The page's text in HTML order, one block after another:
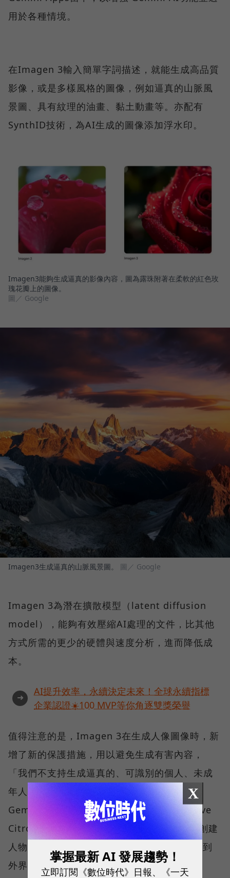
用於各種情境。
在Imagen 3輸入簡單字詞描述，就能生成高品質
影像，或是多樣風格的圖像，例如逼真的山脈風
景圖、具有紋理的油畫、黏土動畫等。亦配有
SynthID技術，為AI生成的圖像添加浮水印。
Imagen3能夠生成逼真的影像內容，圖為露珠附著在柔軟的紅色玫
瑰花瓣上的圖像。
圖／ Google
Imagen3生成逼真的山脈風景圖。 圖／ Google
Imagen 3為潛在擴散模型（latent diffusion
model），能夠有效壓縮AI處理的文件，比其他
方式所需的更少的硬體與速度分析，進而降低成
本。
➜
AI提升效率，永續決定未來！全球永續指標
企業認證☀️100 MVP等你角逐雙獎榮譽
值得注意的是，Imagen 3在生成人像圖像時，新
增了新的保護措施，用以避免生成有害內容，
「我們不支持生成逼真的、可識別的個人、未成
年人的描述或過度血腥、暴力或性場景。」
Gemini Experiences 產品管理高級總監 Dave
Citron 表示。今年2月初，Google就因AI在創建
人物圖像方面出現明顯的種族歧視等jp題，受到
外界社會強烈反彈。
X
掌握最新 AI 發展趨勢！
立即訂閱《數位時代》日報、《一天